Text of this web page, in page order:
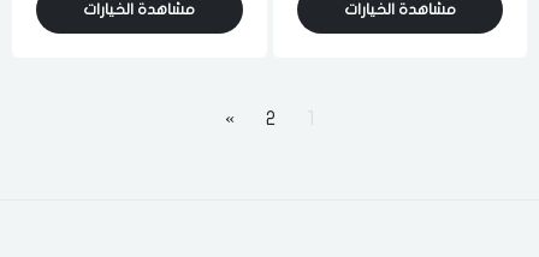
مشاهدة الخيارات مشاهدة الخيارات
2
»